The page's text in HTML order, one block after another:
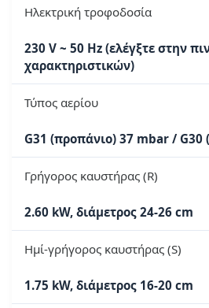
Ηλεκτρική τροφοδοσία
230 V ~ 50 Hz (ελέγξτε στην
χαρακτηριστικών)
Τύπος αερίου
G31 (προπάνιο) 37 mbar / G30
Γρήγορος καυστήρας (R)
2.60 kW, διάμετρος 24-26 cm
Ημί-γρήγορος καυστήρας (S)
1.75 kW, διάμετρος 16-20 cm